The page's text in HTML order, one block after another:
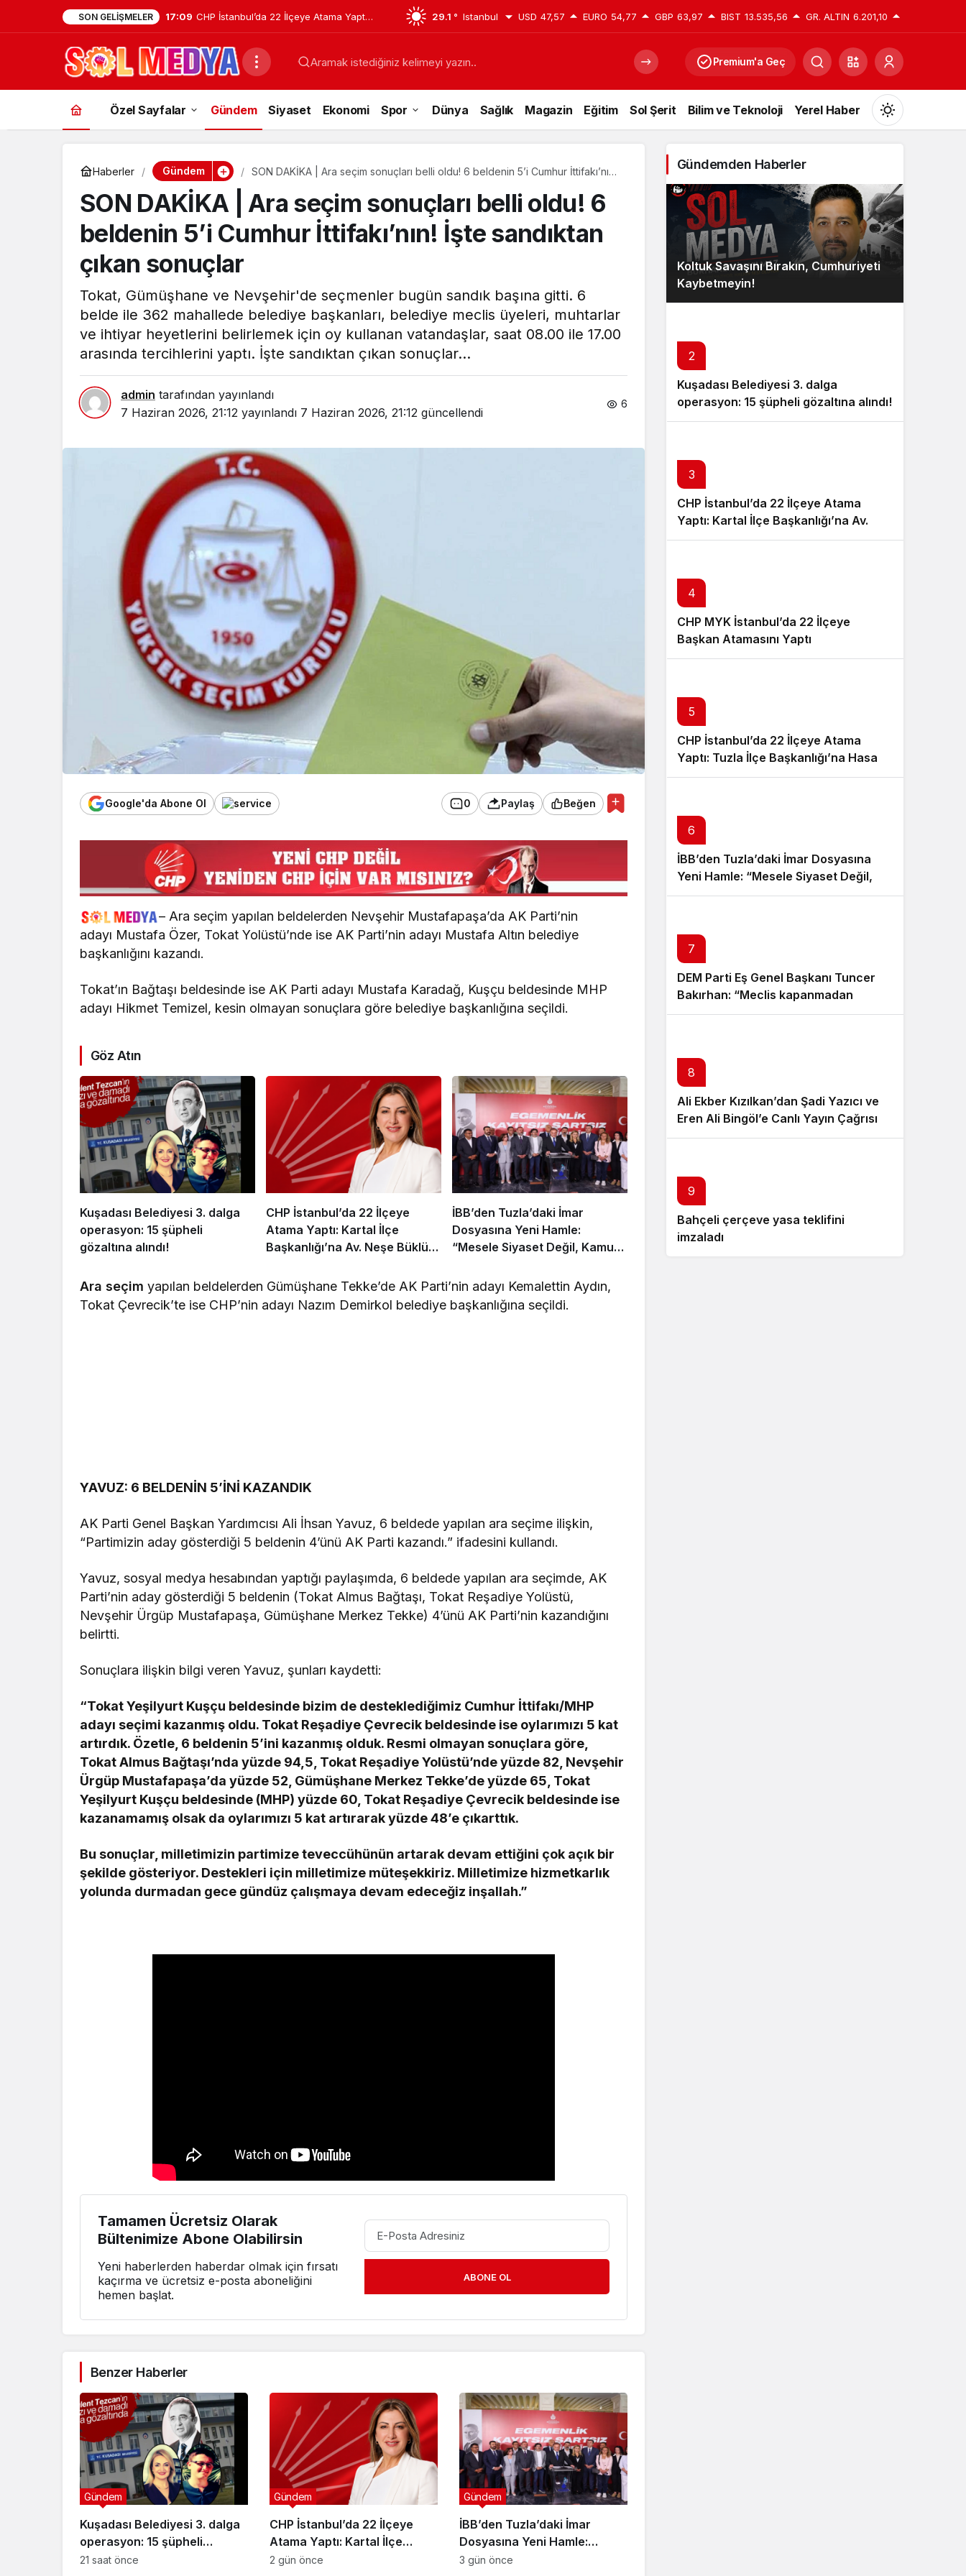
SON GELIŞMELER 17:09 CHP İstanbul’da 22 İlçeye Atama Yaptı:
Kartal İlçe Başkanlığı’na Av. Neşe Büklü
Getirildi
29.1 ° Istanbul USD 47,57 EURO 54,77 GBP 63,97 BIST 13.535,56 GR. ALTIN 6.201,10
Aramak istediğiniz kelimeyi yazın.. Premium'a Geç
Özel Sayfalar Gündem Siyaset Ekonomi Spor Dünya Sağlık Magazin Eğitim Sol Şerit Bilim ve Teknoloji Yerel Haber
Mod
değiştir
Gündüz Modu
Gündüz modunu seçin.
Gece Modu
Haberler Gündem
SON DAKİKA | Ara seçim sonuçları belli oldu! 6 beldenin 5’i Cumhur İttifakı’nın!
SON DAKİKA | Ara seçim sonuçları belli oldu! 6
beldenin 5’i Cumhur İttifakı’nın! İşte sandıktan
çıkan sonuçlar
Tokat, Gümüşhane ve Nevşehir'de seçmenler bugün sandık başına gitti. 6
belde ile 362 mahallede belediye başkanları, belediye meclis üyeleri, muhtarlar
ve ihtiyar heyetlerini belirlemek için oy kullanan vatandaşlar, saat 08.00 ile 17.00
arasında tercihlerini yaptı. İşte sandıktan çıkan sonuçlar...
admin tarafından yayınlandı
7 Haziran 2026, 21:12 yayınlandı 7 Haziran 2026, 21:12 güncellendi
6
Google'da Abone Ol 0 Paylaş Beğen
– Ara seçim yapılan beldelerden Nevşehir Mustafapaşa’da AK Parti’nin
adayı Mustafa Özer, Tokat Yolüstü’nde ise AK Parti’nin adayı Mustafa Altın belediye
başkanlığını kazandı.
Tokat’ın Bağtaşı beldesinde ise AK Parti adayı Mustafa Karadağ, Kuşçu beldesinde MHP
adayı Hikmet Temizel, kesin olmayan sonuçlara göre belediye başkanlığına seçildi.
Göz Atın
Kuşadası Belediyesi 3. dalga
operasyon: 15 şüpheli
gözaltına alındı!
CHP İstanbul’da 22 İlçeye
Atama Yaptı: Kartal İlçe
Başkanlığı’na Av. Neşe Büklü
İBB’den Tuzla’daki İmar
Dosyasına Yeni Hamle:
“Mesele Siyaset Değil, Kamu
Ara seçim yapılan beldelerden Gümüşhane Tekke’de AK Parti’nin adayı Kemalettin Aydın,
Tokat Çevrecik’te ise CHP’nin adayı Nazım Demirkol belediye başkanlığına seçildi.
YAVUZ: 6 BELDENİN 5’İNİ KAZANDIK
AK Parti Genel Başkan Yardımcısı Ali İhsan Yavuz, 6 beldede yapılan ara seçime ilişkin,
“Partimizin aday gösterdiği 5 beldenin 4’ünü AK Parti kazandı.” ifadesini kullandı.
Yavuz, sosyal medya hesabından yaptığı paylaşımda, 6 beldede yapılan ara seçimde, AK
Parti’nin aday gösterdiği 5 beldenin (Tokat Almus Bağtaşı, Tokat Reşadiye Yolüstü,
Nevşehir Ürgüp Mustafapaşa, Gümüşhane Merkez Tekke) 4’ünü AK Parti’nin kazandığını
belirtti.
Sonuçlara ilişkin bilgi veren Yavuz, şunları kaydetti:
“Tokat Yeşilyurt Kuşçu beldesinde bizim de desteklediğimiz Cumhur İttifakı/MHP
adayı seçimi kazanmış oldu. Tokat Reşadiye Çevrecik beldesinde ise oylarımızı 5 kat
artırdık. Özetle, 6 beldenin 5’ini kazanmış olduk. Resmi olmayan sonuçlara göre,
Tokat Almus Bağtaşı’nda yüzde 94,5, Tokat Reşadiye Yolüstü’nde yüzde 82, Nevşehir
Ürgüp Mustafapaşa’da yüzde 52, Gümüşhane Merkez Tekke’de yüzde 65, Tokat
Yeşilyurt Kuşçu beldesinde (MHP) yüzde 60, Tokat Reşadiye Çevrecik beldesinde ise
kazanamamış olsak da oylarımızı 5 kat artırarak yüzde 48’e çıkarttık.
Bu sonuçlar, milletimizin partimize teveccühünün artarak devam ettiğini çok açık bir
şekilde gösteriyor. Destekleri için milletimize müteşekkiriz. Milletimize hizmetkarlık
yolunda durmadan gece gündüz çalışmaya devam edeceğiz inşallah.”
Tamamen Ücretsiz Olarak
Bültenimize Abone Olabilirsin
Yeni haberlerden haberdar olmak için fırsatı
kaçırma ve ücretsiz e-posta aboneliğini
hemen başlat.
ABONE OL
Benzer Haberler
Kuşadası Belediyesi 3. dalga
operasyon: 15 şüpheli
gözaltına alındı!
Gündem
21 saat önce
CHP İstanbul’da 22 İlçeye
Atama Yaptı: Kartal İlçe
Başkanlığı’na Av. Neşe Büklü
Gündem
2 gün önce
İBB’den Tuzla’daki İmar
Dosyasına Yeni Hamle:
“Mesele Siyaset Değil, Kamu
Gündem
3 gün önce
Gündemden Haberler
Koltuk Savaşını Bırakın, Cumhuriyeti
Kaybetmeyin!
2
Kuşadası Belediyesi 3. dalga
operasyon: 15 şüpheli gözaltına alındı!
3
CHP İstanbul’da 22 İlçeye Atama
Yaptı: Kartal İlçe Başkanlığı’na Av.
Neşe Büklü Getirildi
4
CHP MYK İstanbul’da 22 İlçeye
Başkan Atamasını Yaptı
5
CHP İstanbul’da 22 İlçeye Atama
Yaptı: Tuzla İlçe Başkanlığı’na Hasan
Uzunyayla Getirildi
6
İBB’den Tuzla’daki İmar Dosyasına
Yeni Hamle: “Mesele Siyaset Değil,
Kamu Yararı”
7
DEM Parti Eş Genel Başkanı Tuncer
Bakırhan: “Meclis kapanmadan
çerçeve yasa çıkarılmalıdır”
8
Ali Ekber Kızılkan’dan Şadi Yazıcı ve
Eren Ali Bingöl’e Canlı Yayın Çağrısı
9
Bahçeli çerçeve yasa teklifini
imzaladı
10
Özgür Özel istifa çağrısı yaptı:
Darbecilerden butlancılardan